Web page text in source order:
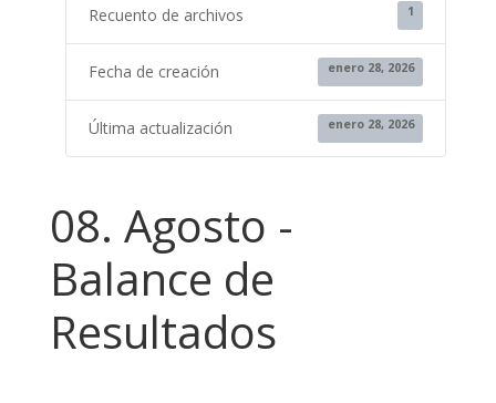
Recuento de archivos 1
Fecha de creación enero 28, 2026
Última actualización enero 28, 2026
08. Agosto -
Balance de
Resultados